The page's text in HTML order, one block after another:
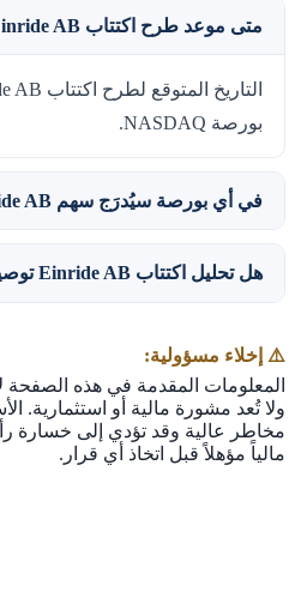
متى موعد طرح اكتتاب Einride AB؟
بورصة NASDAQ.
في أي بورصة سيُدرَج سهم Einride AB؟
هل تحليل اكتتاب Einride AB توصية بالشراء؟
⚠️ إخلاء مسؤولية:
المعلومات المقدمة في هذه الصفحة
ولا تُعد مشورة مالية أو استثمارية.
مخاطر عالية وقد تؤدي إلى خسارة
مالياً مؤهلاً قبل اتخاذ أي قرار.